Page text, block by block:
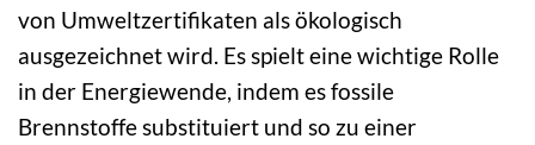
von Umweltzertifikaten als ökologisch
ausgezeichnet wird. Es spielt eine wichtige Rolle
in der Energiewende, indem es fossile
Brennstoffe substituiert und so zu einer